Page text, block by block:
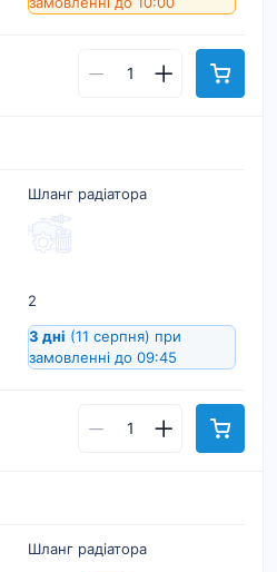
Шланг радіатора
2
3 дні (11 серпня) при
замовленні до 09:45
Шланг радіатора